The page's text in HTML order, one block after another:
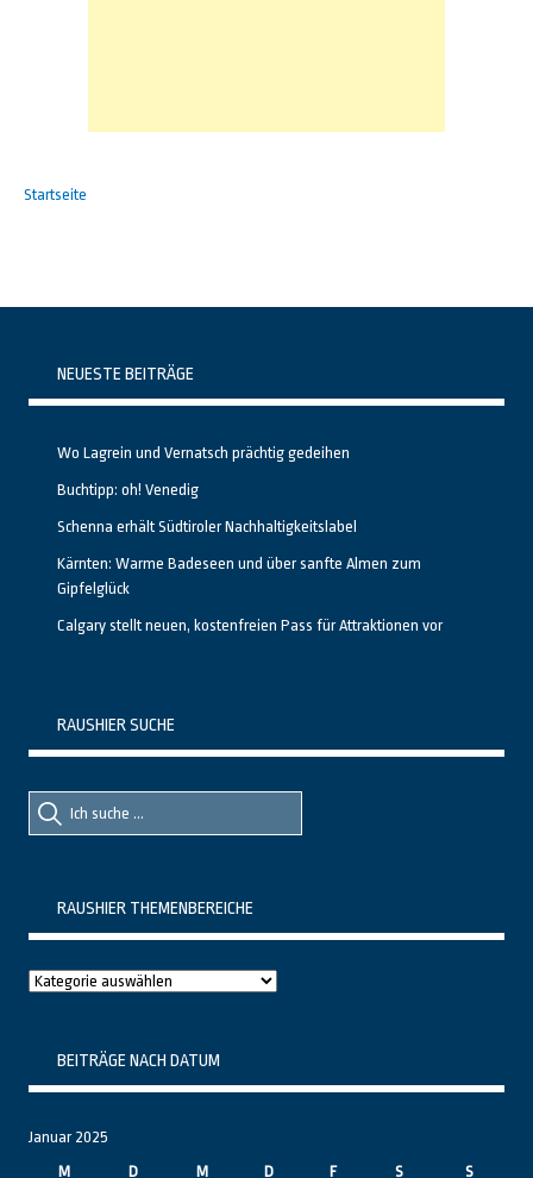
Startseite
NEUESTE BEITRÄGE
Wo Lagrein und Vernatsch prächtig gedeihen
Buchtipp: oh! Venedig
Schenna erhält Südtiroler Nachhaltigkeitslabel
Kärnten: Warme Badeseen und über sanfte Almen zum
Gipfelglück
Calgary stellt neuen, kostenfreien Pass für Attraktionen vor
RAUSHIER SUCHE
Suche
nach::
Suche
nach:
RAUSHIER THEMENBEREICHE
Raushier
BEITRÄGE NACH DATUM
Januar 2025
M
D M D F S
S